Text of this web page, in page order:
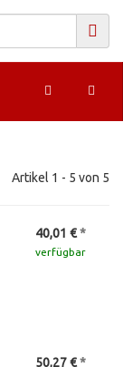
Artikel 1 - 5 von 5
40,01 €*
verfügbar
50,27 €*